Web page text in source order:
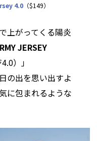
4.0 （$149）
上がってくる陽炎
JERSEY
）」
の出を思い出すよ
に包まれるような